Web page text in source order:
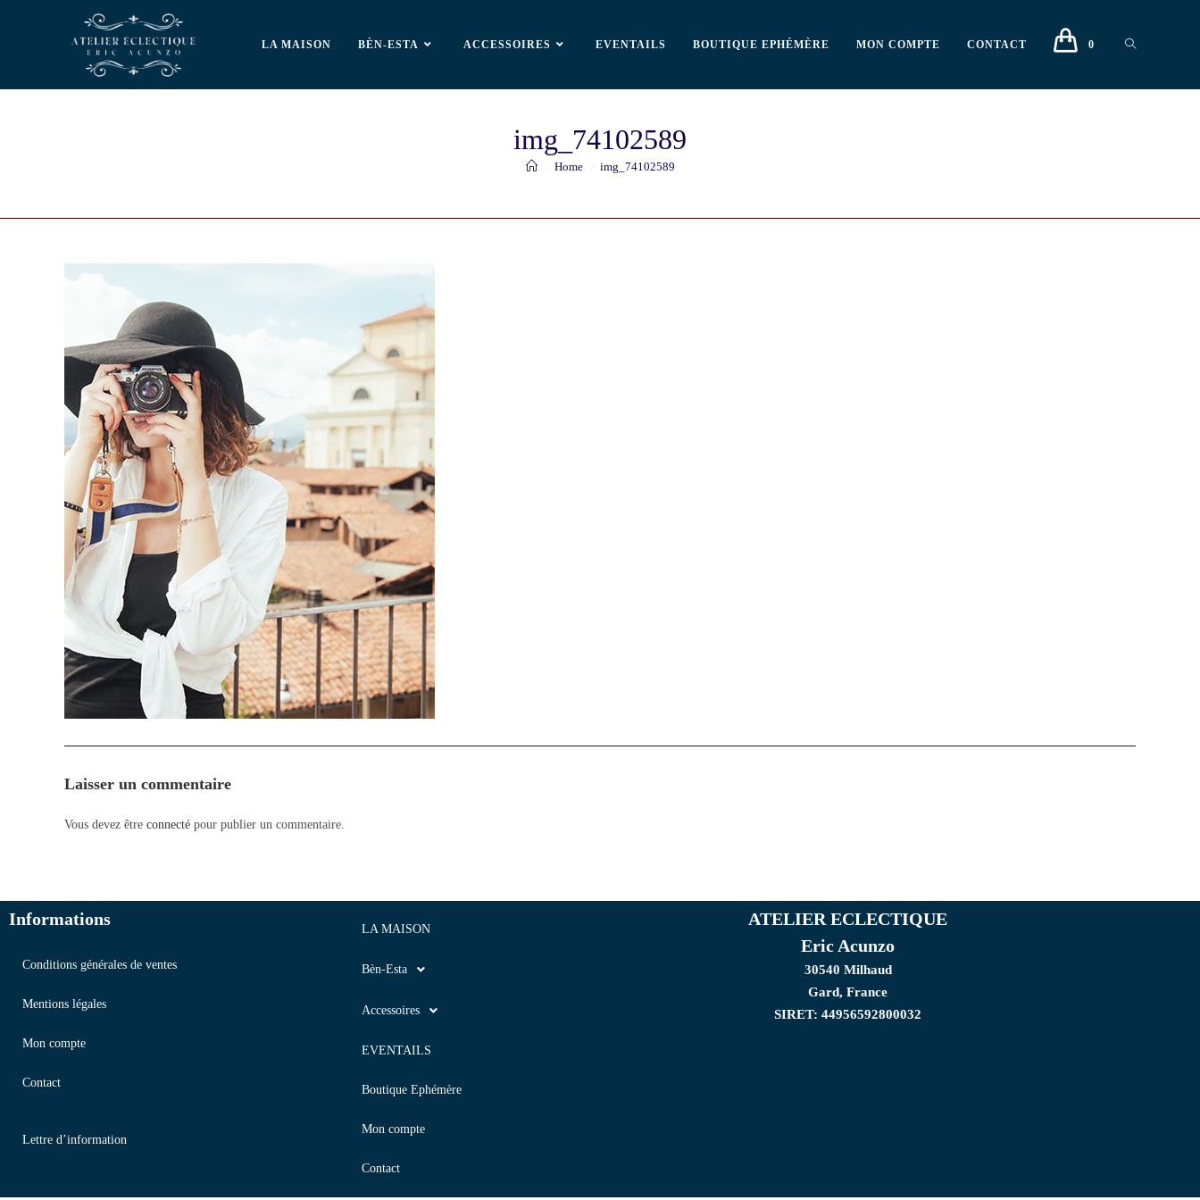
LA MAISON BÈN-ESTA ACCESSOIRES EVENTAILS BOUTIQUE EPHÉMÈRE MON COMPTE CONTACT 0
img_74102589
Home img_74102589
Laisser un commentaire
Vous devez être connecté pour publier un commentaire.
Informations
Conditions générales de ventes
Mentions légales
Mon compte
Contact
Lettre d’information
LA MAISON
Bèn-Esta
Accessoires
EVENTAILS
Boutique Ephémère
Mon compte
Contact
ATELIER ECLECTIQUE
Eric Acunzo
30540 Milhaud
Gard, France
SIRET: 44956592800032